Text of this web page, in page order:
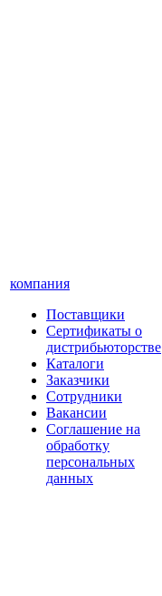
компания
Поставщики
Сертификаты о
дистрибьюторстве
Каталоги
Заказчики
Сотрудники
Вакансии
Соглашение на
обработку
персональных
данных